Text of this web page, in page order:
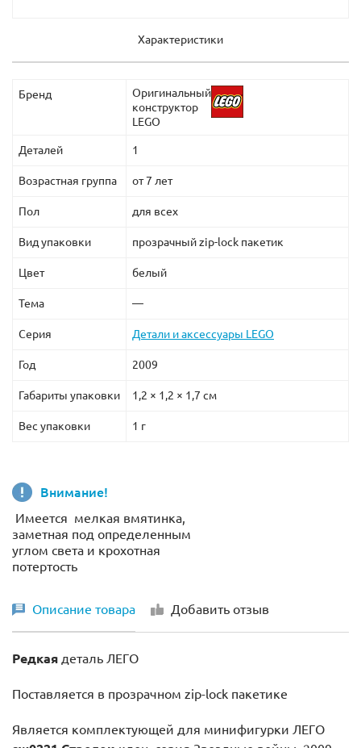
Характеристики
Бренд
Оригинальный
конструктор
LEGO
Деталей 1
Возрастная группа от 7 лет
Пол для всех
Вид упаковки прозрачный zip-lock пакетик
Цвет белый
Тема —
Серия Детали и аксессуары LEGO
Год 2009
Габариты упаковки 1,2 × 1,2 × 1,7 см
Вес упаковки 1 г
Внимание!
Имеется мелкая вмятинка,
заметная под определенным
углом света и крохотная
потертость
Описание товара Добавить отзыв
Редкая деталь ЛЕГО
Поставляется в прозрачном zip-lock пакетике
Является комплектующей для минифигурки ЛЕГО